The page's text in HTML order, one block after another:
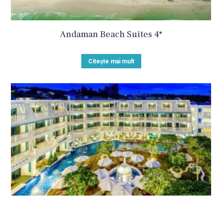
Andaman Beach Suites 4*
Citește mai mult